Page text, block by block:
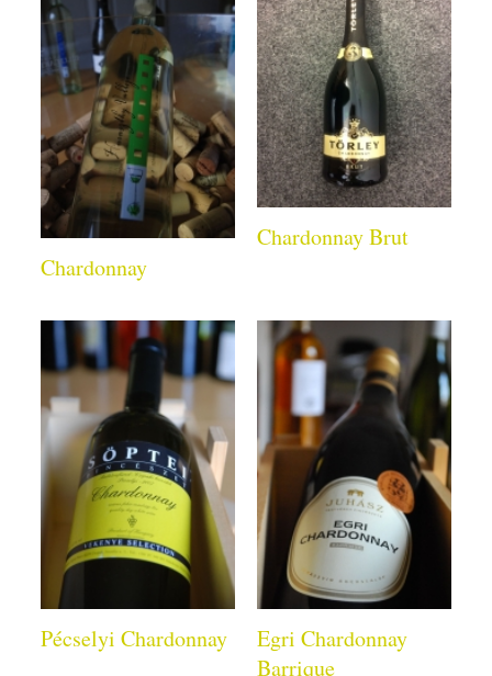
Chardonnay
Chardonnay Brut
Pécselyi Chardonnay
Egri Chardonnay
Barrique